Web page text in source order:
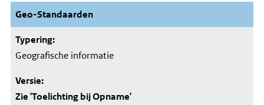
Geo-Standaarden
Geografische informatie
Zie 'Toelichting bij Opname'